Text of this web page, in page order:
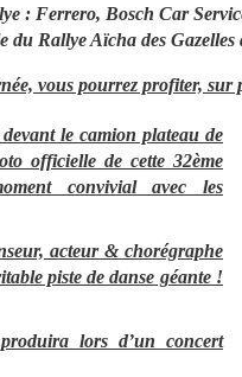
: Ferrero, Bosch Car
du Rallye Aïcha des
vous pourrez profiter, sur
le camion plateau de
officielle de cette 32ème
convivial avec les
acteur & chorégraphe
piste de danse géante !
lors d’un concert